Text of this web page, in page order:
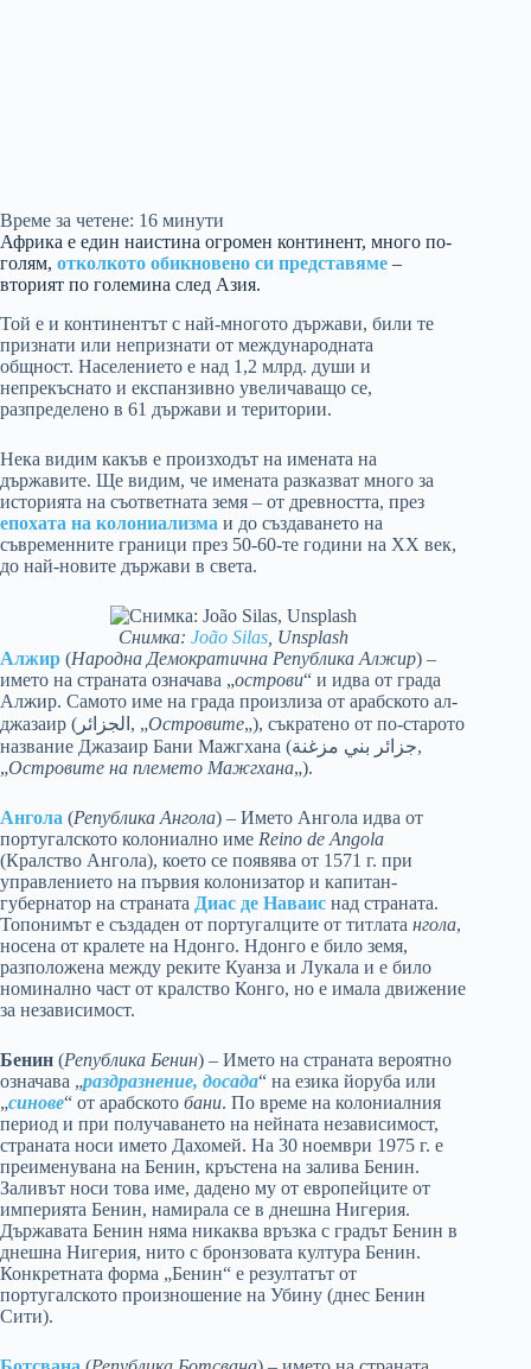
Време за четене: 16 минути
Африка е един наистина огромен континент, много по-
голям, отколкото обикновено си представяме –
вторият по големина след Азия.
Той е и континентът с най-многото държави, били те
признати или непризнати от международната
общност. Населението е над 1,2 млрд. души и
непрекъснато и експанзивно увеличаващо се,
разпределено в 61 държави и територии.
Нека видим какъв е произходът на имената на
държавите. Ще видим, че имената разказват много за
историята на съответната земя – от древността, през
епохата на колониализма и до създаването на
съвременните граници през 50-60-те години на XX век,
до най-новите държави в света.
Снимка:João Silas , Unsplash
Алжир (Народна Демократична Република Алжир) –
името на страната означава „острови“ и идва от града
Алжир. Самото име на града произлиза от арабското ал-
джазаир (الجزائر, „Островите„), съкратено от по-старото
название Джазаир Бани Мажгхана (جزائر بني مزغنة,
„Островите на племето Мажгхана„).
Ангола (Република Ангола) – Името Ангола идва от
португалското колониално име Reino de Angola
(Кралство Ангола), което се появява от 1571 г. при
управлението на първия колонизатор и капитан-
губернатор на страната Диас де Наваис над страната.
Топонимът е създаден от португалците от титлата нгола,
носена от кралете на Ндонго. Ндонго е било земя,
разположена между реките Куанза и Лукала и е било
номинално част от кралство Конго, но е имала движение
за независимост.
Бенин (Република Бенин) – Името на страната вероятно
означава „раздразнение, досада“ на езика йоруба или
„синове“ от арабското бани. По време на колониалния
период и при получаването на нейната независимост,
страната носи името Дахомей. На 30 ноември 1975 г. е
преименувана на Бенин, кръстена на залива Бенин.
Заливът носи това име, дадено му от европейците от
империята Бенин, намирала се в днешна Нигерия.
Държавата Бенин няма никаква връзка с градът Бенин в
днешна Нигерия, нито с бронзовата култура Бенин.
Конкретната форма „Бенин“ е резултатът от
португалското произношение на Убину (днес Бенин
Сити).